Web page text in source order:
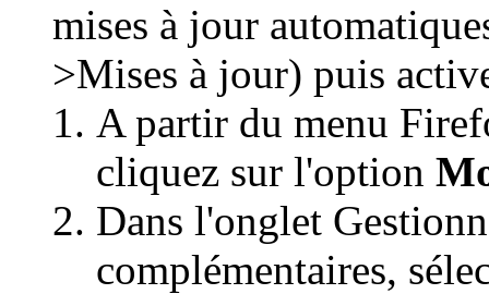
mises à jour
>Mises à jour) puis
A partir du menu
cliquez sur l'option
Dans l'onglet
complémentaires,